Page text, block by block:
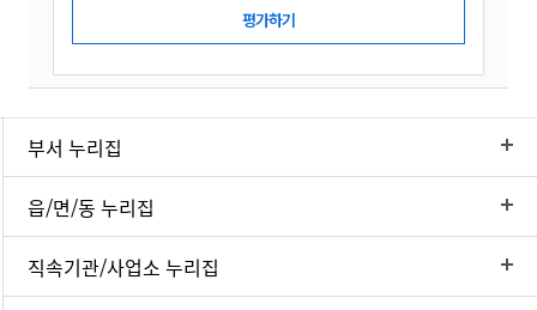
부서 누리집
읍/면/동 누리집
직속기관/사업소 누리집